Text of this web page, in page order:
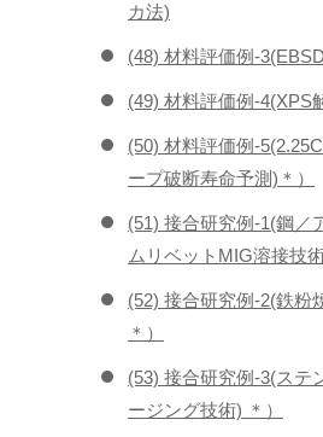
カ法)
(48) 材料評価例-
(49) 材料評価例-4(XPS
(50) 材料評価例-
ープ破断寿命予測)＊）
(51) 接合研究例-1(鋼／
ムリベットMIG溶接技術
(52) 接合研究例-2(鉄粉
＊）
(53) 接合研究例-3(ステ
ージング技術) ＊）